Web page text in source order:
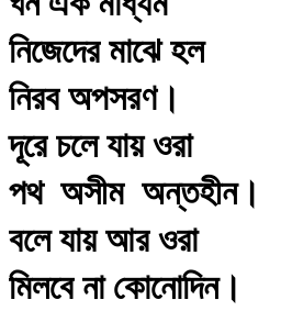
নিজেদের মাঝে হল
নিরব অপসরণ।
দূরে চলে যায় ওরা
পথ অসীম অন্তহীন।
বলে যায় আর ওরা
মিলবে না কোনোদিন।